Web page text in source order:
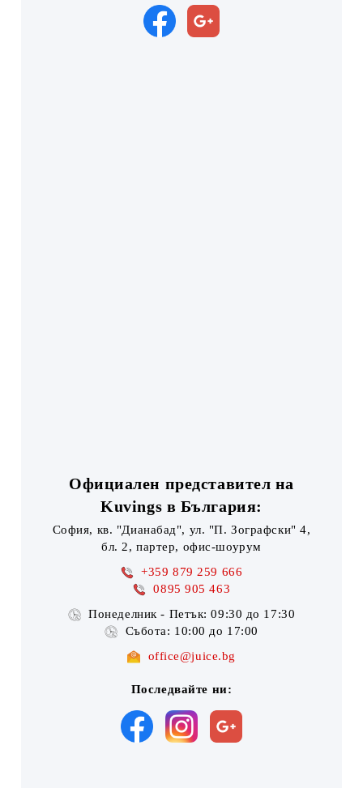
Официален представител на
Kuvings в България:
София, кв. "Дианабад", ул. "П. Зографски" 4,
бл. 2, партер, офис-шоурум
+359 879 259 666
0895 905 463
Понеделник - Петък: 09:30 до 17:30
Събота: 10:00 до 17:00
office@juice.bg
Последвайте ни: